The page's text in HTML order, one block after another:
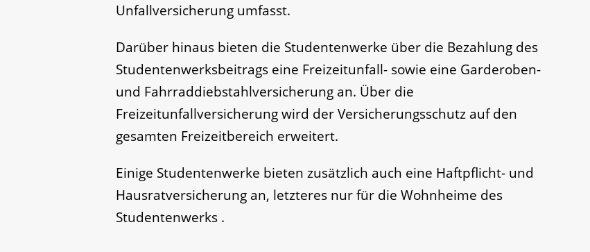
Unfallversicherung umfasst.
Darüber hinaus bieten die Studentenwerke über die Bezahlung des
Studentenwerksbeitrags eine Freizeitunfall- sowie eine Garderoben-
und Fahrraddiebstahlversicherung an. Über die
Freizeitunfallversicherung wird der Versicherungsschutz auf den
gesamten Freizeitbereich erweitert.
Einige Studentenwerke bieten zusätzlich auch eine Haftpflicht- und
Hausratversicherung an, letzteres nur für die Wohnheime des
Studentenwerks .